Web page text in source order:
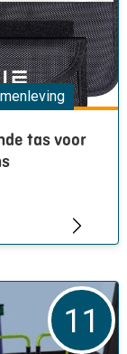
tas voor
11